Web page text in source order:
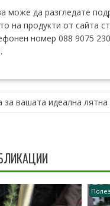
може да разгледате
на продукти от сайта
номер 088 9075
вашата идеална лятна